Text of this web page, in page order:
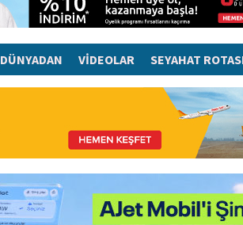
DÜNYADAN VİDEOLAR SEYAHAT